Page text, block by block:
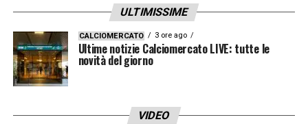
ULTIMISSIME
CALCIOMERCATO 3 ore ago
Ultime notizie Calciomercato LIVE: tutte le
novità del giorno
VIDEO